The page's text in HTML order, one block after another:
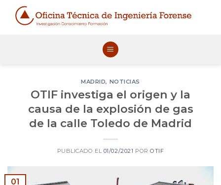
MADRID, NOTICIAS
OTIF investiga el origen y la
causa de la explosión de gas
de la calle Toledo de Madrid
PUBLICADO EL 01/02/2021 POROTIF
01